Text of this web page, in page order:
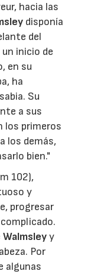
hacia las
disponía
del
inicio de
en su
ha
Su
a sus
los primeros
los demás,
bien."
102),
y
progresar
Walmsleyy
Por
algunas